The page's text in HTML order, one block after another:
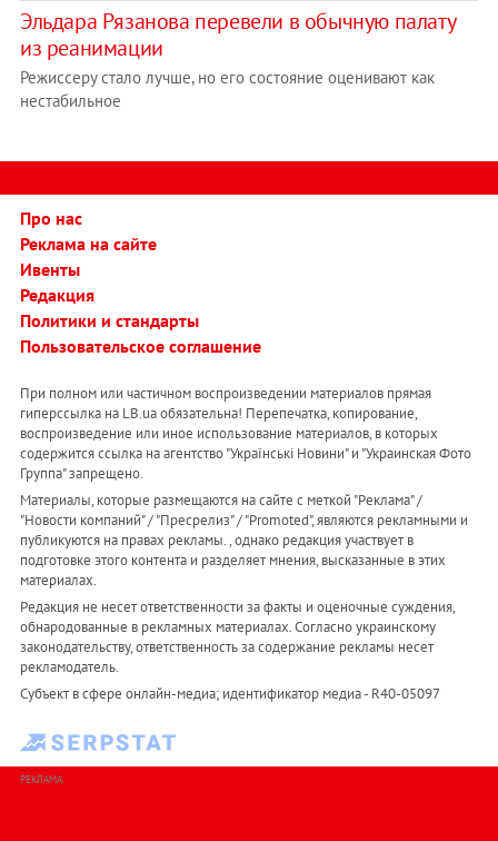
Эльдара Рязанова перевели в обычную палату
из реанимации
Режиссеру стало лучше, но его состояние оценивают как
нестабильное
Про нас
Реклама на сайте
Ивенты
Редакция
Политики и стандарты
Пользовательское соглашение
При полном или частичном воспроизведении материалов прямая
гиперссылка на LB.ua обязательна! Перепечатка, копирование,
воспроизведение или иное использование материалов, в которых
содержится ссылка на агентство "Українськi Новини" и "Украинская Фото
Группа" запрещено.
Материалы, которые размещаются на сайте с меткой "Реклама" /
"Новости компаний" / "Пресрелиз" / "Promoted", являются рекламными и
публикуются на правах рекламы. , однако редакция участвует в
подготовке этого контента и разделяет мнения, высказанные в этих
материалах.
Редакция не несет ответственности за факты и оценочные суждения,
обнародованные в рекламных материалах. Согласно украинскому
законодательству, ответственность за содержание рекламы несет
рекламодатель.
Субъект в сфере онлайн-медиа; идентификатор медиа - R40-05097
РЕКЛАМА